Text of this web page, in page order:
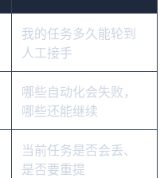
我的任务多久能轮到
人工接手
哪些自动化会失败，
哪些还能继续
当前任务是否会丢、
是否要重提